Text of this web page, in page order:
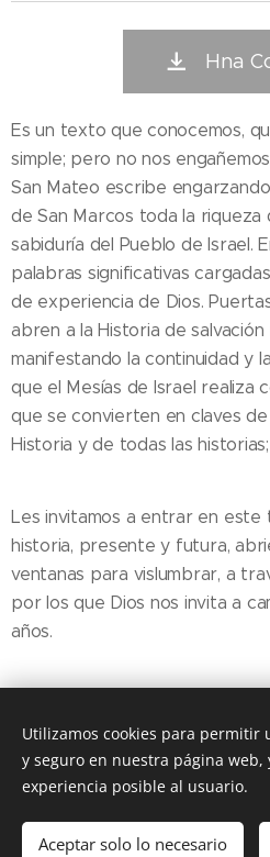
Hna
Es un texto que conocemos,
simple; pero no nos
San Mateo escribe
de San Marcos toda la riqueza
sabiduría del Pueblo de Israel.
palabras significativas
de experiencia de Dios.
abren a la Historia de
manifestando la continuidad y
que el Mesías de Israel realiza
que se convierten en claves
Historia y de todas las
Les invitamos a entrar en
historia, presente y futura,
ventanas para vislumbrar, a
por los que Dios nos invita a
años.
Share
Utilizamos cookies para
y seguro en nuestra página
experiencia posible al usuario.
Aceptar solo lo necesario